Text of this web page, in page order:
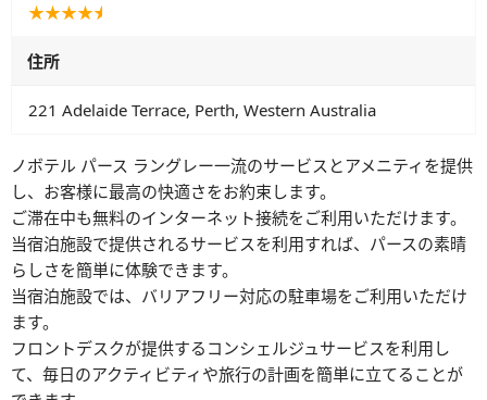
★★★★★
住所
221 Adelaide Terrace, Perth, Western Australia
ノボテル パース ラングレー一流のサービスとアメニティを提供
し、お客様に最高の快適さをお約束します。
ご滞在中も無料のインターネット接続をご利用いただけます。
当宿泊施設で提供されるサービスを利用すれば、パースの素晴
らしさを簡単に体験できます。
当宿泊施設では、バリアフリー対応の駐車場をご利用いただけ
ます。
フロントデスクが提供するコンシェルジュサービスを利用し
て、毎日のアクティビティや旅行の計画を簡単に立てることが